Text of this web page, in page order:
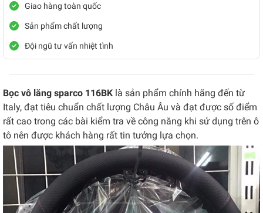
Giao hàng toàn quốc
Sản phẩm chất lượng
Đội ngũ tư vấn nhiệt tình
Bọc vô lăng sparco 116BK là sản phẩm chính hãng đến từ
Italy, đạt tiêu chuẩn chất lượng Châu Âu và đạt được số điểm
rất cao trong các bài kiểm tra về công năng khi sử dụng trên ô
tô nên được khách hàng rất tin tưởng lựa chọn.